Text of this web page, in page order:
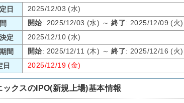
日
2025/12/03 (水)
開始: 2025/12/03 (水) ～終了: 2025/12/09 (火)
定
2025/12/10 (水)
間
開始: 2025/12/11 (木) ～終了: 2025/12/16 (火)
日
2025/12/19 (金)
ックスのIPO(新規上場)基本情報